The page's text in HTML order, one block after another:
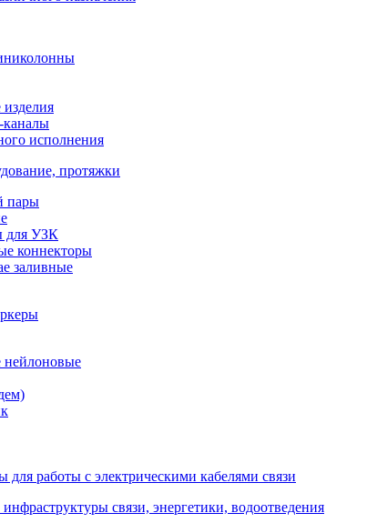
исполнения
протяжки
пары
для УЗК
коннекторы
заливные
работы с электрическими кабелями связи
связи, энергетики, водоотведения